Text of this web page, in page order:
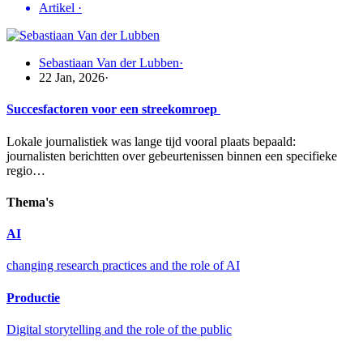
Artikel ·
Sebastiaan Van der Lubben·
22 Jan, 2026·
Succesfactoren voor een streekomroep
Lokale journalistiek was lange tijd vooral plaats bepaald:
journalisten berichtten over gebeurtenissen binnen een specifieke
regio…
Thema's
AI
changing research practices and the role of AI
Productie
Digital storytelling and the role of the public